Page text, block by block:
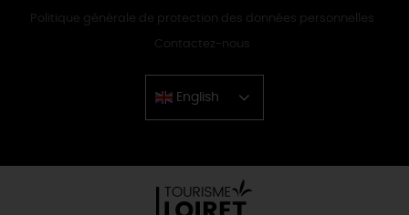
Politique générale de protection des données personnelles
Contactez-nous
English
Chinese